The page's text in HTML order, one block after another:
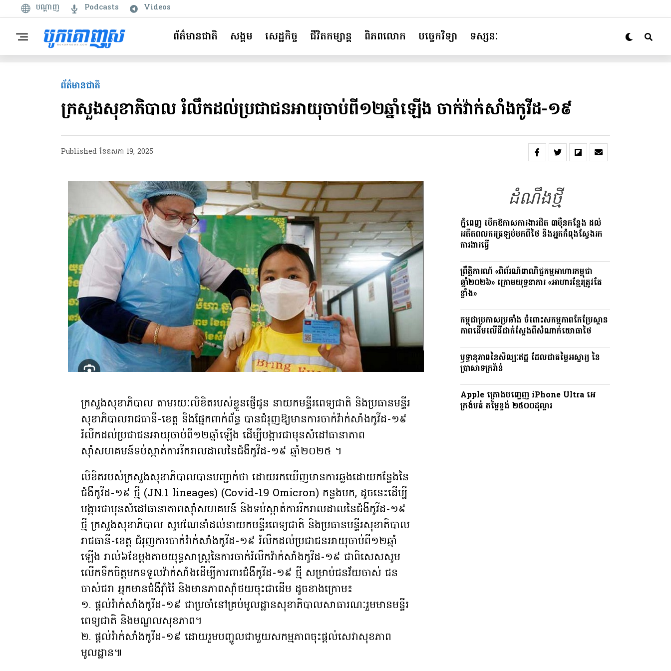
បណ្តាញ Podcasts Videos
ព័ត៌មានជាតិ សង្គម សេដ្ឋកិច្ច ជីវិតកម្សាន្ត ពិភពលោក បច្ចេកវិទ្យា ទស្សនៈ
ព័ត៌មានជាតិ
ក្រសួងសុខាភិបាល រំលឹកដល់ប្រជាជនអាយុចាប់ពី១២ឆ្នាំឡើង ចាក់វ៉ាក់សាំងកូវីដ-១៩
Published ខែ​ឧសភា 19, 2025
ក្រសួងសុខាភិបាល តាមរយៈលិខិតរបស់ខ្លួនផ្ញើជូន នាយកមន្ទីរពេទ្យជាតិ និងប្រធានមន្ទីរ
សុខាភិបាលរាជធានី-ខេត្ត និងផ្នែកពាក់ព័ន្ធ បានជំរុញឱ្យមានការចាក់វ៉ាក់សាំងកូវីដ-១៩
រំលឹកដល់ប្រជាជនអាយុចាប់ពី១២ឆ្នាំឡើង ដើម្បីបង្ការជាមុនសំដៅធានាភាព
ស៊ាំសហគមន៍ទប់ស្កាត់ការរីករាលដាលនៃជំងឺកូវីដ-១៩ ឆ្នាំ២០២៥ ។
លិខិតរបស់ក្រសួងសុខាភិបាលបានបញ្ជាក់ថា ដោយរកឃើញមានការឆ្លងដោយកន្លែងនៃ
ជំងឺកូវីដ-១៩ ថ្មី (JN.1 lineages) (Covid-19 Omicron) កន្លងមក, ដូចនេះដើម្បី
បង្ការជាមុនសំដៅធានាភាពស៊ាំសហគមន៍ និងទប់ស្កាត់ការរីករាលដាលនៃជំងឺកូវីដ-១៩
ថ្មី ក្រសួងសុខាភិបាល សូមណែនាំដល់នាយកមន្ទីរពេទ្យជាតិ និងប្រធានមន្ទីរសុខាភិបាល
រាជធានី-ខេត្ត ជំរុញការចាក់វ៉ាក់សាំងកូវីដ-១៩ រំលឹកដល់ប្រជាជនអាយុចាប់ពី១២ឆ្នាំ
ឡើង រាល់៦ខែម្តងតាមយុទ្ធសាស្ត្រនៃការចាក់រំលឹកវ៉ាក់សាំងកូវីដ-១៩ ជាពិសេសសូម
លើកទឹកចិត្តមកទទួលវ៉ាក់សាំងដើម្បីការពារជំងឺកូវីដ-១៩ ថ្មី សម្រាប់ជនវ័យចាស់ ជន
ចាស់ជរា អ្នកមានជំងឺរ៉ាំរ៉ៃ និងមានភាពស៊ាំថយចុះជាដើម ដូចខាងក្រោម៖
១. ផ្តល់វ៉ាក់សាំងកូវីដ-១៩ ជាប្រចាំនៅគ្រប់មូលដ្ឋានសុខាភិបាលសាធារណៈរួមមានមន្ទីរ
ពេទ្យជាតិ និងមណ្ឌលសុខភាព។
២. ផ្តល់វ៉ាក់សាំងកូវីដ-១៩ ដោយរួមបញ្ចូលជាមួយសកម្មភាពចុះផ្តល់សេវាសុខភាព
មូលដ្ឋាន៕
ដំណឹងថ្មី
ភ្នំពេញ បើកឱកាសការងារជិត ៣ម៉ឺនកន្លែង ដល់
អតីតពលករត្រឡប់មកពីថៃ និងអ្នកកំពុងស្វែងរក
ការងារធ្វើ
ព្រឹត្តិការណ៍ «ពិព័រណ៍ពាណិជ្ជកម្មអាហារកម្ពុជា
ឆ្នាំ២០២៦» ក្រោមយុទ្ធនាការ «អាហារខ្មែរត្រូវតែ
ខ្លាំង»
កម្ពុជាប្រកាសប្រឆាំង ចំពោះសកម្មភាពកែប្រែស្ថាន
ភាពដើមលើដីជាក់ស្តែងពីសំណាក់យោធាថៃ
ឫទ្ធានុភាពនៃសិល្បៈឥដ្ឋ ដែលជាតម្លៃអស្ចារ្យ នៃ
ប្រាសាទក្រវ៉ាន់
Apple គ្រោងបញ្ចេញ iPhone Ultra អេ
ក្រង់បត់ តម្លៃខ្ទង់ ២៥០០ដុល្លារ